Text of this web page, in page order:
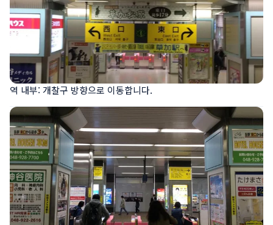
역 내부: 개찰구 방향으로 이동합니다.